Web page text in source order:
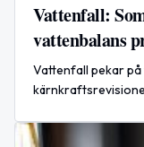
Vattenfall:
vattenbalans
Vattenfall pekar